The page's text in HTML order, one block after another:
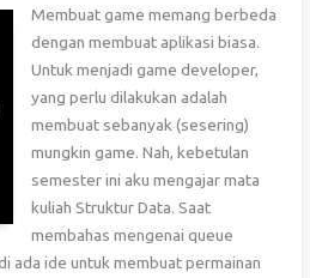
Membuat game memang berbeda
dengan membuat aplikasi biasa.
Untuk menjadi game developer,
yang perlu dilakukan adalah
membuat sebanyak (sesering)
mungkin game. Nah, kebetulan
semester ini aku mengajar mata
kuliah Struktur Data. Saat
membahas mengenai queue
ada ide untuk membuat permainan